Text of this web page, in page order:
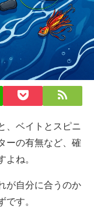
、ベイトとスピニ
ーの有無など、確
よね。
が自分に合うのか
です。